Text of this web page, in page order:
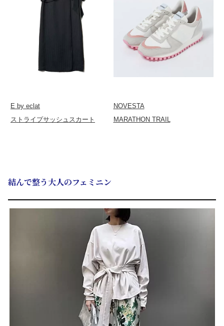
E by eclat
ストライプサッシュスカート
NOVESTA
MARATHON TRAIL
結んで整う大人のフェミニン